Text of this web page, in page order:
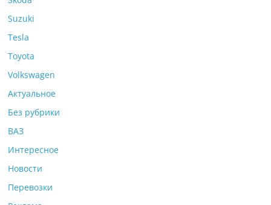
Suzuki
Tesla
Toyota
Volkswagen
Актуальное
Без рубрики
ВАЗ
Интересное
Новости
Перевозки